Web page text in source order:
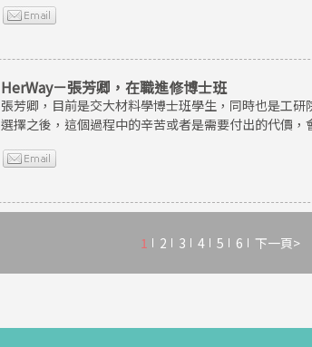
HerWay－張芳卿，在職進修博士班
張芳卿，目前是交大材料學博士班學生，同時也是工
選擇之後，這個過程中的辛苦或者是需要付出的代價，
1 2 3 4 5 6 下一頁>